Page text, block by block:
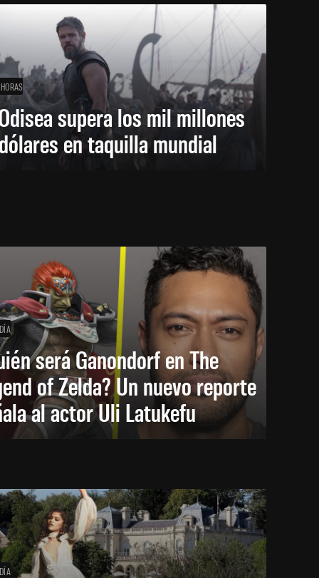
supera los mil millones
en taquilla mundial
será Ganondorf en The
of Zelda? Un nuevo reporte
al actor Uli Latukefu